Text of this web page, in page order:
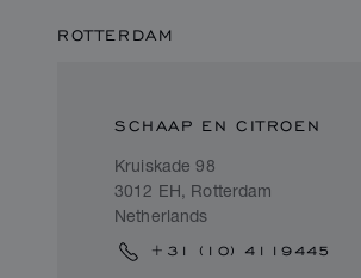
ROTTERDAM
SCHAAP EN CITROEN
Kruiskade 98
3012 EH, Rotterdam
Netherlands
+31 (10) 4119445